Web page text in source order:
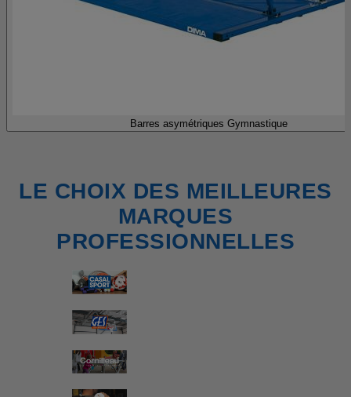
Barres asymétriques Gymnastique
LE CHOIX DES MEILLEURES
MARQUES
PROFESSIONNELLES